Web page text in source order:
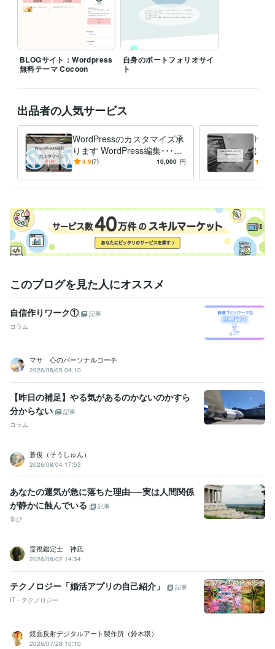
BLOGサイト：Wordpress
無料テーマ Cocoon
自身のポートフォリオサイ
ト
出品者の人気サービス
WordPressのカスタマイズ承
ります WordPress編集･･･困
っている方、任せてみません
4.9(7) 10,000 円
けま
様！
このブログを見た人にオススメ
自信作りワーク①
記事
コラム
マサ 心のパーソナルコーチ
2026/08/05 04:10
【昨日の補足】やる気があるのかないのかすら
分からない
記事
コラム
蒼俊（そうしゅん）
2026/08/04 17:53
あなたの運気が急に落ちた理由──実は人間関係
が静かに蝕んでいる
記事
学び
霊視鑑定士 神凪
2026/08/02 14:34
テクノロジー「婚活アプリの自己紹介」
記事
IT・テクノロジー
鏡面反射デジタルアート製作所（鈴木穣）
2026/07/28 10:10